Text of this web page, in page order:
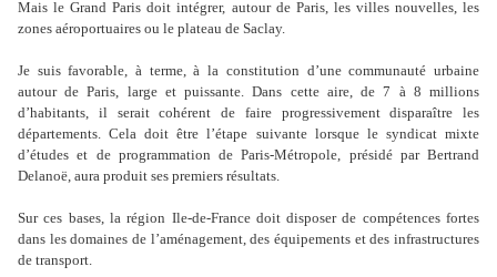
Mais le Grand Paris doit intégrer, autour de Paris, les villes nouvelles, les
zones aéroportuaires ou le plateau de Saclay.
Je suis favorable, à terme, à la constitution d’une communauté urbaine
autour de Paris, large et puissante. Dans cette aire, de 7 à 8 millions
d’habitants, il serait cohérent de faire progressivement disparaître les
départements. Cela doit être l’étape suivante lorsque le syndicat mixte
d’études et de programmation de Paris-Métropole, présidé par Bertrand
Delanoë, aura produit ses premiers résultats.
Sur ces bases, la région Ile-de-France doit disposer de compétences fortes
dans les domaines de l’aménagement, des équipements et des infrastructures
de transport.